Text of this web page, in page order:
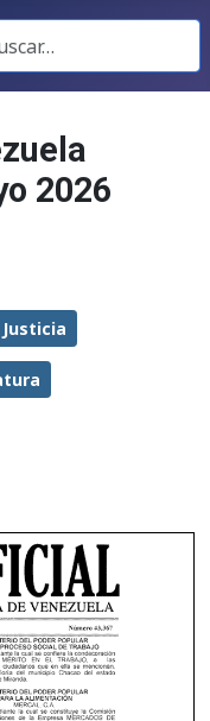
Gacetas
2026